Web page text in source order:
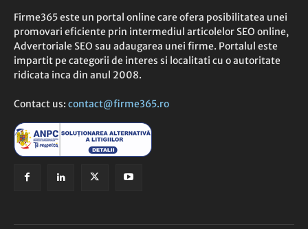
Firme365 este un portal online care ofera posibilitatea unei
promovari eficiente prin intermediul articolelor SEO online,
Advertoriale SEO sau adaugarea unei firme. Portalul este
impartit pe categorii de interes si localitati cu o autoritate
ridicata inca din anul 2008.
Contact us: contact@firme365.ro